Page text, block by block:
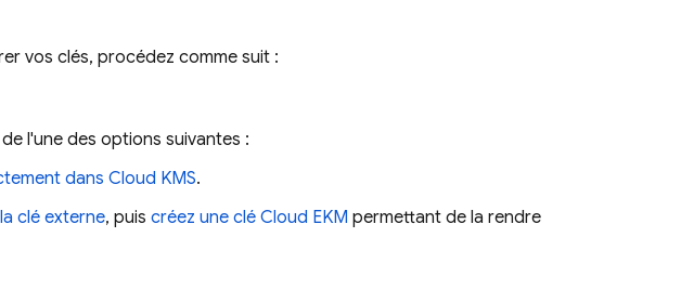
vos clés, procédez comme suit :
l'une des options suivantes :
dans Cloud KMS.
clé externe, puis créez une clé Cloud EKM permettant de la rendre